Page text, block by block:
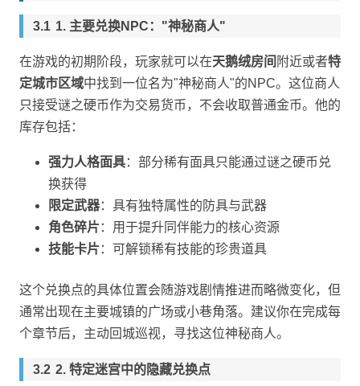
1. 主要兑换NPC："神秘商人"
在游戏的初期阶段，玩家就可以在天鹅绒房间 附近或者特
定城市区域中找到一位名为"神秘商人"的NPC。这位商人
只接受谜之硬币作为交易货币，不会收取普通金币。他的
库存包括：
强力人格面具：部分稀有面具只能通过谜之硬币兑
换获得
限定武器：具有独特属性的防具与武器
角色碎片 ：用于提升同伴能力的核心资源
技能卡片 ：可解锁稀有技能的珍贵道具
这个兑换点的具体位置会随游戏剧情推进而略微变化，但
通常出现在主要城镇的广场或小巷角落。建议你在完成每
个章节后，主动回城巡视，寻找这位神秘商人。
2. 特定迷宫中的隐藏兑换点